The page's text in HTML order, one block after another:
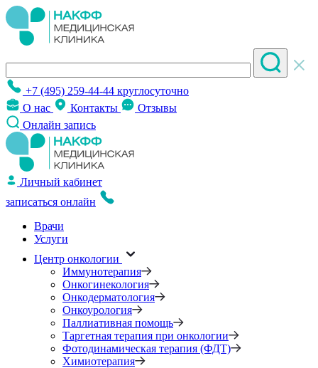
+7 (495) 259-44-44 круглосуточно
О нас
Контакты
Отзывы
Онлайн запись
Личный кабинет
записаться онлайн
Врачи
Услуги
Центр онкологии
Иммунотерапия
Онкогинекология
Онкодерматология
Онкоурология
Паллиативная помощь
Таргетная терапия при онкологии
Фотодинамическая терапия (ФДТ)
Химиотерапия